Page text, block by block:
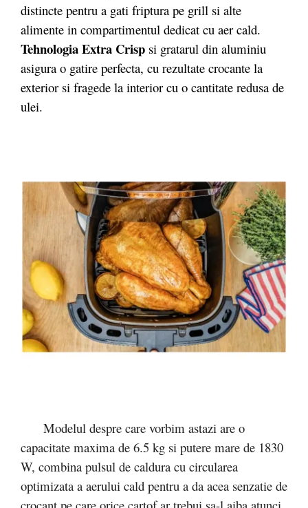
distincte pentru a gati friptura pe grill si alte
alimente in compartimentul dedicat cu aer cald.
Tehnologia Extra Crisp si gratarul din aluminiu
asigura o gatire perfecta, cu rezultate crocante la
exterior si fragede la interior cu o cantitate redusa de
ulei.
Modelul despre care vorbim astazi are o
capacitate maxima de 6.5 kg si putere mare de 1830
W, combina pulsul de caldura cu circularea
optimizata a aerului cald pentru a da acea senzatie de
crocant pe care orice cartof ar trebui sa-l aiba atunci